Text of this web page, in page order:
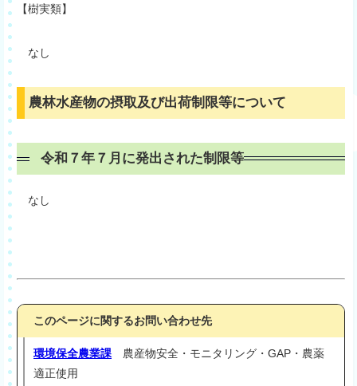
【樹実類】
なし
農林水産物の摂取及び出荷制限等について
令和７年７月に発出された制限等
なし
このページに関するお問い合わせ先
環境保全農業課 農産物安全・モニタリング・GAP・農薬
適正使用